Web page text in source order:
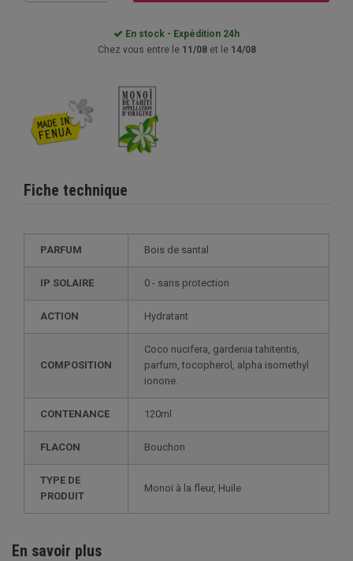
En stock - Expédition 24h
Chez vous entre le 11/08et le 14/08
Fiche technique
PARFUM Bois de santal
IP SOLAIRE 0 - sans protection
ACTION Hydratant
COMPOSITION
Coco nucifera, gardenia tahitentis,
parfum, tocopherol, alpha isomethyl
ionone.
CONTENANCE 120ml
FLACON Bouchon
TYPE DE
PRODUIT
Monoï à la fleur, Huile
En savoir plus